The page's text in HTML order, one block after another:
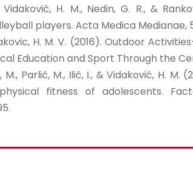
Vidaković, H. M., Nedin, G. R., &
players. Acta Medica Medianae,
H. M. V. (2016). Outdoor
Education and Sport Through the
M., Parlić, M., Ilić, I., & Vidaković, H.
fitness of adolescents.